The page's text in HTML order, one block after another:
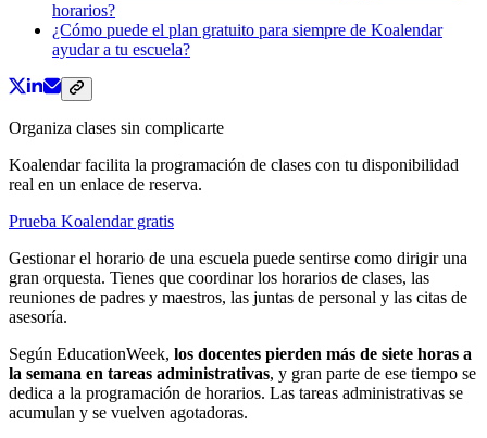
horarios?
¿Cómo puede el plan gratuito para siempre de Koalendar
ayudar a tu escuela?
Organiza clases sin complicarte
Koalendar facilita la programación de clases con tu disponibilidad
real en un enlace de reserva.
Prueba Koalendar gratis
Gestionar el horario de una escuela puede sentirse como dirigir una
gran orquesta. Tienes que coordinar los horarios de clases, las
reuniones de padres y maestros, las juntas de personal y las citas de
asesoría.
Según EducationWeek, los docentes pierden más de siete horas a
la semana en tareas administrativas, y gran parte de ese tiempo se
dedica a la programación de horarios. Las tareas administrativas se
acumulan y se vuelven agotadoras.